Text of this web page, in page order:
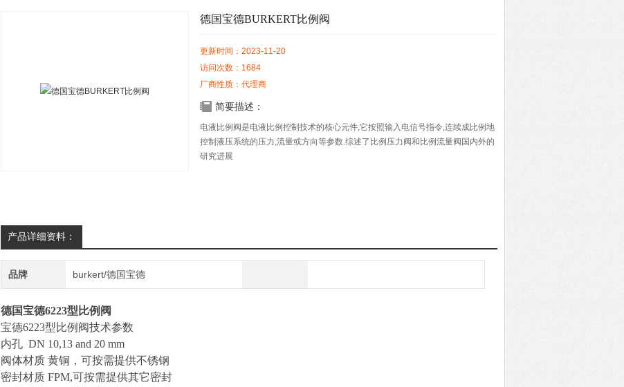
德国宝德BURKERT比例阀
更新时间：2023-11-20
访问次数：1684
厂商性质：代理商
简要描述：
电液比例阀是电液比例控制技术的核心元件,它按照输入电信号指令,连续成比例地
控制液压系统的压力,流量或方向等参数.综述了比例压力阀和比例流量阀国内外的
研究进展
产品详细资料：
品牌 burkert/德国宝德
德国宝德6223型比例阀
宝德6223型比例阀技术参数
内孔 DN 10,13 and 20 mm
阀体材质 黄铜，可按需提供不锈钢
密封材质 FPM,可按需提供其它密封